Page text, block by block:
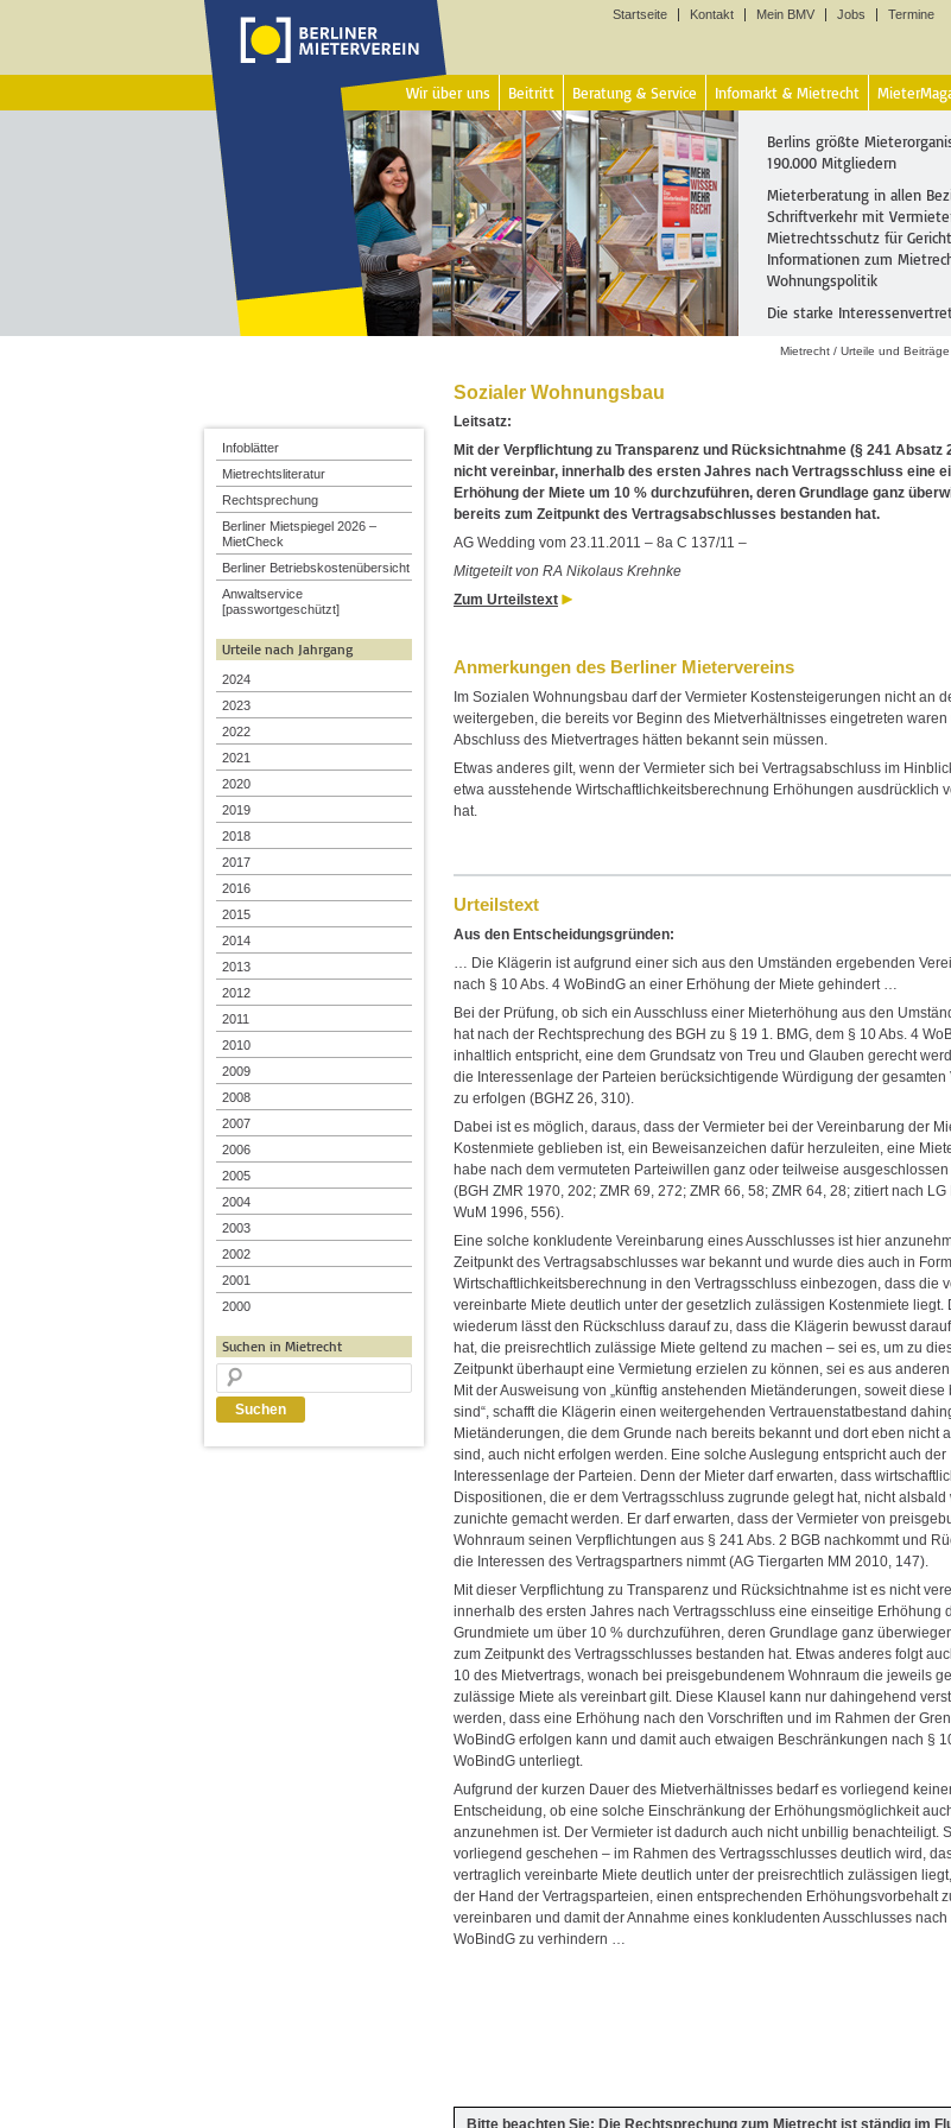
Startseite Kontakt Mein BMV Jobs Termine
Wir über uns Beitritt Beratung & Service Infomarkt & Mietrecht
Berlins größte
190.000 Mitgliedern
Mieterberatung in allen
Schriftverkehr mit
Mietrechtsschutz für
Informationen zum
Wohnungspolitik
Die starke
Mietrecht / Urteile und Beiträge
Sozialer Wohnungsbau
Leitsatz:
Mit der Verpflichtung zu Transparenz und Rücksichtnahme (§ 241 Absatz
nicht vereinbar, innerhalb des ersten Jahres nach Vertragsschluss eine
Erhöhung der Miete um 10 % durchzuführen, deren Grundlage ganz
bereits zum Zeitpunkt des Vertragsabschlusses bestanden hat.
AG Wedding vom 23.11.2011 – 8a C 137/11 –
Mitgeteilt von RA Nikolaus Krehnke
Zum Urteilstext
Anmerkungen des Berliner Mietervereins
Im Sozialen Wohnungsbau darf der Vermieter Kostensteigerungen nicht an
weitergeben, die bereits vor Beginn des Mietverhältnisses eingetreten waren
Abschluss des Mietvertrages hätten bekannt sein müssen.
Etwas anderes gilt, wenn der Vermieter sich bei Vertragsabschluss im
etwa ausstehende Wirtschaftlichkeitsberechnung Erhöhungen ausdrücklich
hat.
Urteilstext
Aus den Entscheidungsgründen:
… Die Klägerin ist aufgrund einer sich aus den Umständen ergebenden
nach § 10 Abs. 4 WoBindG an einer Erhöhung der Miete gehindert …
Bei der Prüfung, ob sich ein Ausschluss einer Mieterhöhung aus den
hat nach der Rechtsprechung des BGH zu § 19 1. BMG, dem § 10 Abs. 4
inhaltlich entspricht, eine dem Grundsatz von Treu und Glauben gerecht
die Interessenlage der Parteien berücksichtigende Würdigung der gesamten
zu erfolgen (BGHZ 26, 310).
Dabei ist es möglich, daraus, dass der Vermieter bei der Vereinbarung der
Kostenmiete geblieben ist, ein Beweisanzeichen dafür herzuleiten, eine
habe nach dem vermuteten Parteiwillen ganz oder teilweise
(BGH ZMR 1970, 202; ZMR 69, 272; ZMR 66, 58; ZMR 64, 28; zitiert nach
WuM 1996, 556).
Eine solche konkludente Vereinbarung eines Ausschlusses ist hier
Zeitpunkt des Vertragsabschlusses war bekannt und wurde dies auch in
Wirtschaftlichkeitsberechnung in den Vertragsschluss einbezogen, dass die
vereinbarte Miete deutlich unter der gesetzlich zulässigen Kostenmiete liegt.
wiederum lässt den Rückschluss darauf zu, dass die Klägerin bewusst
hat, die preisrechtlich zulässige Miete geltend zu machen – sei es, um zu
Zeitpunkt überhaupt eine Vermietung erzielen zu können, sei es aus
Mit der Ausweisung von „künftig anstehenden Mietänderungen, soweit diese
sind“, schafft die Klägerin einen weitergehenden Vertrauenstatbestand
Mietänderungen, die dem Grunde nach bereits bekannt und dort eben nicht
sind, auch nicht erfolgen werden. Eine solche Auslegung entspricht auch der
Interessenlage der Parteien. Denn der Mieter darf erwarten, dass
Dispositionen, die er dem Vertragsschluss zugrunde gelegt hat, nicht alsbald
zunichte gemacht werden. Er darf erwarten, dass der Vermieter von
Wohnraum seinen Verpflichtungen aus § 241 Abs. 2 BGB nachkommt und
die Interessen des Vertragspartners nimmt (AG Tiergarten MM 2010, 147).
Mit dieser Verpflichtung zu Transparenz und Rücksichtnahme ist es nicht
innerhalb des ersten Jahres nach Vertragsschluss eine einseitige Erhöhung
Grundmiete um über 10 % durchzuführen, deren Grundlage ganz
zum Zeitpunkt des Vertragsschlusses bestanden hat. Etwas anderes folgt
10 des Mietvertrags, wonach bei preisgebundenem Wohnraum die jeweils
zulässige Miete als vereinbart gilt. Diese Klausel kann nur dahingehend
werden, dass eine Erhöhung nach den Vorschriften und im Rahmen der
WoBindG erfolgen kann und damit auch etwaigen Beschränkungen nach §
WoBindG unterliegt.
Aufgrund der kurzen Dauer des Mietverhältnisses bedarf es vorliegend
Entscheidung, ob eine solche Einschränkung der Erhöhungsmöglichkeit
anzunehmen ist. Der Vermieter ist dadurch auch nicht unbillig benachteiligt.
vorliegend geschehen – im Rahmen des Vertragsschlusses deutlich wird,
vertraglich vereinbarte Miete deutlich unter der preisrechtlich zulässigen
der Hand der Vertragsparteien, einen entsprechenden Erhöhungsvorbehalt
vereinbaren und damit der Annahme eines konkludenten Ausschlusses nach
WoBindG zu verhindern …
Infoblätter
Mietrechtsliteratur
Rechtsprechung
Berliner Mietspiegel 2026 –
MietCheck
Berliner Betriebskostenübersicht
Anwaltservice
[passwortgeschützt]
Urteile nach Jahrgang
2024
2023
2022
2021
2020
2019
2018
2017
2016
2015
2014
2013
2012
2011
2010
2009
2008
2007
2006
2005
2004
2003
2002
2001
2000
Suchen in Mietrecht